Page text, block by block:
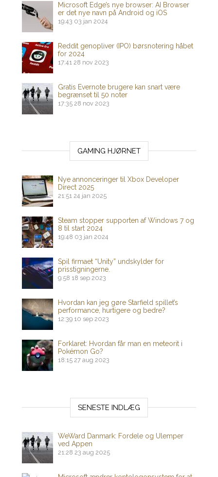
Microsoft Edge’s nye browser: AI Browser
er det nye navn på Android og iOS
19:43 03 jan 2024
Reddit genopliver (IPO) børsnotering håbet
for 2024
17:41 28 nov 2023
Gratis Evernote brugere kan snart være
begrænset til 50 noter
17:35 28 nov 2023
GAMING HJØRNET
Nye annonceringer til Xbox Developer
Direct 2025
21:51 24 jan 2025
Steam stopper supporten af ​​Windows 7 og
8 til start 2024
19:48 03 jan 2024
Spil firmaet “Unity” undskylder for
prisstigningerne.
9:58 18 sep 2023
Hvordan kan jeg gøre Starfield spillet’s
performance, hurtigere og bedre?
12:39 10 sep 2023
Forklaret: Hvordan får man en meteorit i
Pokémon Go?
18:15 27 aug 2023
SENESTE INDLÆG
WeWard Danmark: Fordele og Ulemper
ved Appen
21:28 23 aug 2025